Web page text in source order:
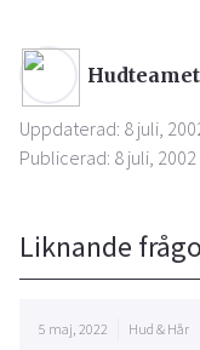
Hudteamet
Uppdaterad: 8 juli,
Publicerad: 8 juli, 2002
Liknande
5 maj, 2022 Hud & Hår